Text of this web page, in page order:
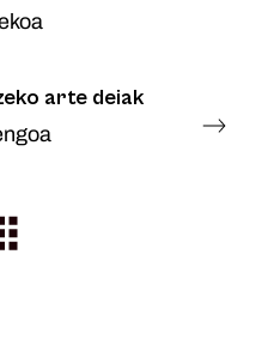
arte deiak